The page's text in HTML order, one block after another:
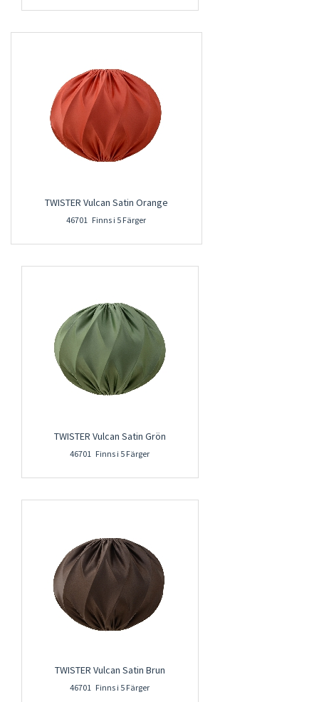
TWISTER Vulcan Satin Orange
46701 Finns i 5 Färger
TWISTER Vulcan Satin Grön
46701 Finns i 5 Färger
TWISTER Vulcan Satin Brun
46701 Finns i 5 Färger